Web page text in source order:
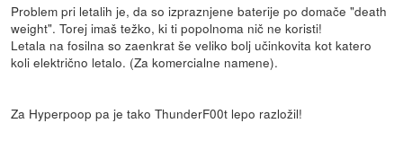
Problem pri letalih je, da so izpraznjene baterije po domače "death
weight". Torej imaš težko, ki ti popolnoma nič ne koristi!
Letala na fosilna so zaenkrat še veliko bolj učinkovita kot katero
koli električno letalo. (Za komercialne namene).
Za Hyperpoop pa je tako ThunderF00t lepo razložil!